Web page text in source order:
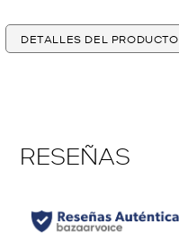
DETALLES DEL PRODUCTO